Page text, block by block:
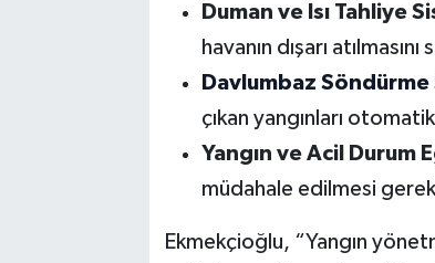
Duman ve Isı Tahliye
havanın dışarı atılmasını
Davlumbaz
çıkan yangınları
Yangın ve Acil Durum
müdahale edilmesi
Ekmekçioğlu, “Yangın